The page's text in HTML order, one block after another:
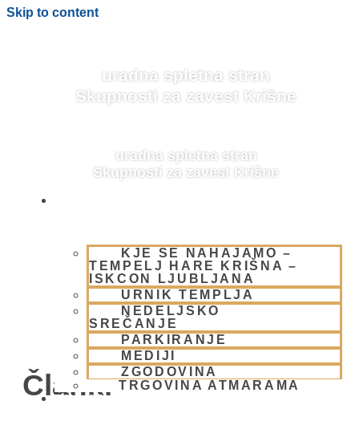
Skip to content
uradna spletna stran
Skupnosti za zavest Krišne
uradna spletna stran
Skupnosti za zavest Krišne
KJE SE NAHAJAMO –
TEMPELJ HARE KRIŠNA –
ISKCON LJUBLJANA
URNIK TEMPLJA
NEDELJSKO
SREČANJE
PARKIRANJE
MEDIJI
ZGODOVINA
TRGOVINA ATMARAMA
BHAKTI JOGA
BLOG
Članki